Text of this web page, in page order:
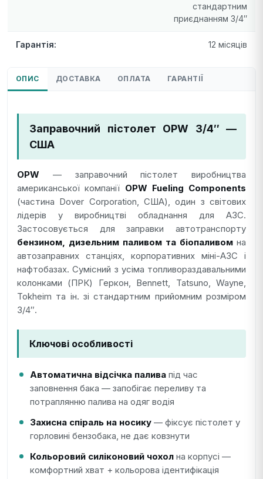
стандартним
приєднанням 3/4″
Гарантія: 12 місяців
ОПИС ДОСТАВКА ОПЛАТА ГАРАНТІЇ
Заправочний пістолет OPW 3/4″ —
США
OPW — заправочний пістолет виробництва
американської компанії OPW Fueling Components
(частина Dover Corporation, США), один з світових
лідерів у виробництві обладнання для АЗС.
Застосовується для заправки автотранспорту
бензином, дизельним паливом та біопаливом на
автозаправних станціях, корпоративних міні-АЗС і
нафтобазах. Сумісний з усіма топливораздавальними
колонками (ПРК) Геркон, Bennett, Tatsuno, Wayne,
Tokheim та ін. зі стандартним прийомним розміром
3/4″.
Ключові особливості
Автоматична відсічка палива під час
заповнення бака — запобігає переливу та
потраплянню палива на одяг водія
Захисна спіраль на носику — фіксує пістолет у
горловині бензобака, не дає ковзнути
Кольоровий силіконовий чохол на корпусі —
комфортний хват + кольорова ідентифікація